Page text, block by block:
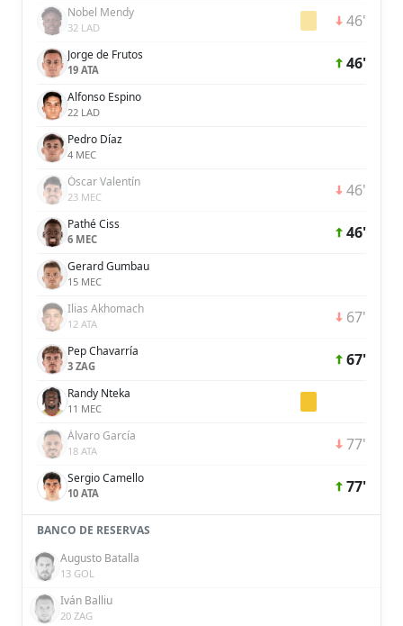
Nobel Mendy
32 LAD 46'
Jorge de Frutos
19 ATA 46'
Alfonso Espino
22 LAD
Pedro Díaz
4 MEC
Óscar Valentín
23 MEC 46'
Pathé Ciss
6 MEC 46'
Gerard Gumbau
15 MEC
Ilias Akhomach
12 ATA 67'
Pep Chavarría
3 ZAG 67'
Randy Nteka
11 MEC
Álvaro García
18 ATA 77'
Sergio Camello
10 ATA 77'
BANCO DE RESERVAS
Augusto Batalla
13 GOL
Iván Balliu
20 ZAG